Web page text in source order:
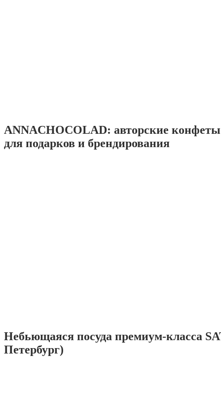
ANNACHOCOLAD: авторские
для подарков и брендирования
Небьющаяся посуда премиум-класса
Петербург)